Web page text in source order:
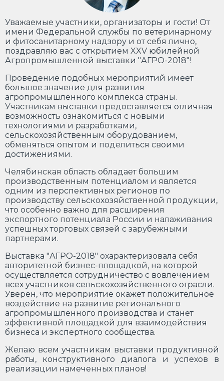
Уважаемые участники, организаторы и гости! От
имени Федеральной службы по ветеринарному
и фитосанитарному надзору и от себя лично,
поздравляю вас с открытием XXV юбилейной
Агропромышленной выставки "АГРО-2018"!
Проведение подобных мероприятий имеет
большое значение для развития
агропромышленного комплекса страны.
Участникам выставки предоставляется отличная
возможность ознакомиться с новыми
технологиями и разработками,
сельскохозяйственным оборудованием,
обменяться опытом и поделиться своими
достижениями.
Челябинская область обладает большим
производственным потенциалом и является
одним из перспективных регионов по
производству сельскохозяйственной продукции,
что особенно важно для расширения
экспортного потенциала России и налаживания
успешных торговых связей с зарубежными
партнерами.
Выставка "АГРО-2018" охарактеризовала себя
авторитетной бизнес-площадкой, на которой
осуществляется сотрудничество с вовлечением
всех участников сельскохозяйственного отрасли.
Уверен, что мероприятие окажет положительное
воздействие на развитие регионального
агропромышленного производства и станет
эффективной площадкой для взаимодействия
бизнеса и экспертного сообщества.
Желаю всем участникам выставки продуктивной
работы, конструктивного диалога и успехов в
реализации намеченных планов!